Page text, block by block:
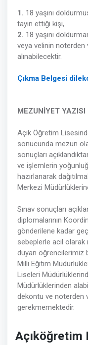
1. 18 yaşını
tayin ettiği kişi,
2. 18 yaşını
veya velinin noterden
alınabilecektir.
Çıkma Belgesi
MEZUNİYET YAZISI
Açık Öğretim
sonucunda mezun
sonuçları
ve işlemlerin
hazırlanarak
Merkezi
Sınav sonuçları
diplomalarının
gönderilene kadar
sebeplerle acil olarak
duyan öğrencilerimiz
Milli Eğitim
Liseleri
Müdürlüklerinden
dekontu ve noterden
gerekmemektedir.
Açıköğretim